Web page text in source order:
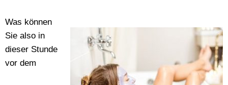
Was können
Sie also in
dieser Stunde
vor dem